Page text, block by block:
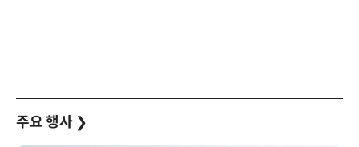
주요 행사 ❯